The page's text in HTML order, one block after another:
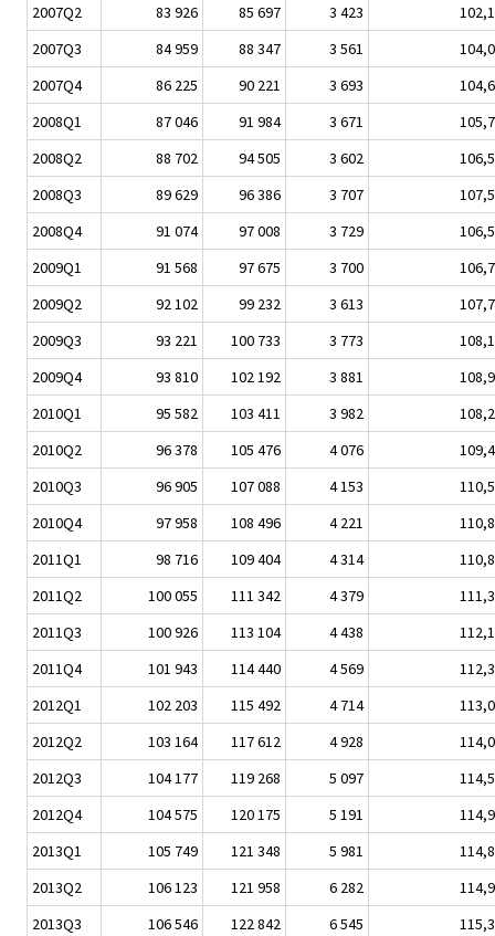
2007Q2
83 926 85 697 3 423
102,1
2007Q3
84 959 88 347 3 561
104,0
2007Q4
86 225 90 221 3 693
104,6
2008Q1
87 046 91 984 3 671
105,7
2008Q2
88 702 94 505 3 602
106,5
2008Q3
89 629 96 386 3 707
107,5
2008Q4
91 074 97 008 3 729
106,5
2009Q1
91 568 97 675 3 700
106,7
2009Q2
92 102 99 232 3 613
107,7
2009Q3
93 221 100 733 3 773
108,1
2009Q4
93 810 102 192 3 881
108,9
2010Q1
95 582 103 411 3 982
108,2
2010Q2
96 378 105 476 4 076
109,4
2010Q3
96 905 107 088 4 153
110,5
2010Q4
97 958 108 496 4 221
110,8
2011Q1
98 716 109 404 4 314
110,8
2011Q2
100 055 111 342 4 379
111,3
2011Q3
100 926 113 104 4 438
112,1
2011Q4
101 943 114 440 4 569
112,3
2012Q1
102 203 115 492 4 714
113,0
2012Q2
103 164 117 612 4 928
114,0
2012Q3
104 177 119 268 5 097
114,5
2012Q4
104 575 120 175 5 191
114,9
2013Q1
105 749 121 348 5 981
114,8
2013Q2
106 123 121 958 6 282
114,9
2013Q3
106 546 122 842 6 545 115,3